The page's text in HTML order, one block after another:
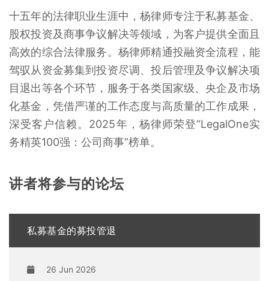
十五年的法律职业生涯中，杨律师专注于私募基金、
股权投资及商事争议解决等领域，为客户提供全面且
高效的综合法律服务。杨律师精通投融资全流程，能
驾驭从资金募集到投资尽调、投后管理及争议解决项
目退出等各个环节，服务于各类国家级、央企及市场
化基金，凭借严谨的工作态度与高质量的工作成果，
深受客户信赖。2025年，杨律师荣登“LegalOne实
务精英100强：公司商事”榜单。
讲者将参与的论坛
私募基金的募投管退
26 Jun 2026